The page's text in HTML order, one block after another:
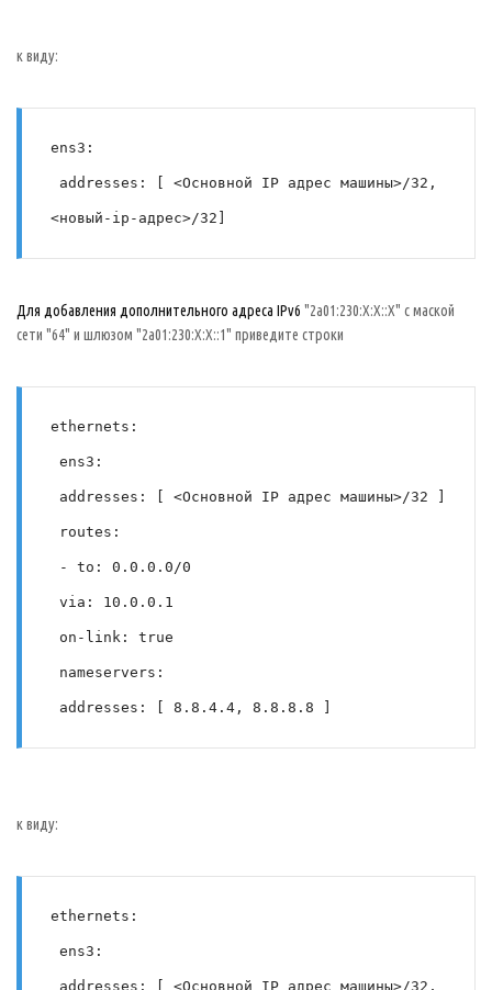
к виду:
ens3:
<новый-ip-адрес>/32]
Для добавления дополнительного адреса IPv6 "2a01:230:X:X::X" с маской
сети "64" и шлюзом "2a01:230:X:X::1" приведите строки
ethernets:
ens3:
addresses: [ <Основной IP адрес машины>/32 ]
routes:
- to: 0.0.0.0/0
via: 10.0.0.1
on-link: true
nameservers:
addresses: [ 8.8.4.4, 8.8.8.8 ]
к виду:
ethernets:
ens3: